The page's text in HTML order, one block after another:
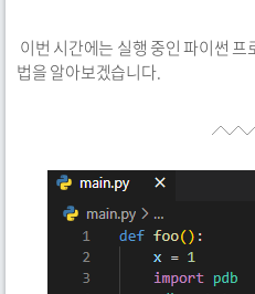
이번 시간에는 실행 중인 파이썬
법을 알아보겠습니다.